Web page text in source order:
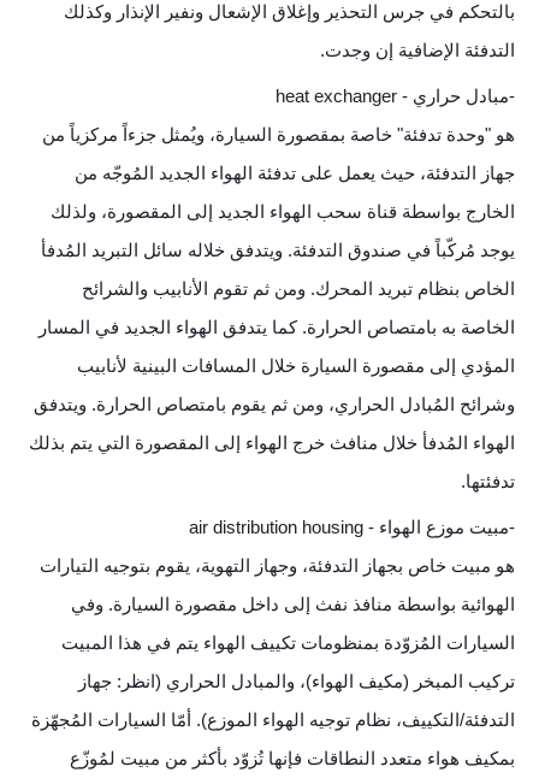
بالتحكم في جرس التحذير وإغلاق الإشعال ونفير الإنذار وكذلك
التدفئة الإضافية إن وجدت.
-مبادل حراري - heat exchanger
هو "وحدة تدفئة" خاصة بمقصورة السيارة، ويُمثل جزءاً مركزياً من
جهاز التدفئة، حيث يعمل على تدفئة الهواء الجديد المُوجّه من
الخارج بواسطة قناة سحب الهواء الجديد إلى المقصورة، ولذلك
يوجد مُركّباً في صندوق التدفئة. ويتدفق خلاله سائل التبريد المُدفأ
الخاص بنظام تبريد المحرك. ومن ثم تقوم الأنابيب والشرائح
الخاصة به بامتصاص الحرارة. كما يتدفق الهواء الجديد في المسار
المؤدي إلى مقصورة السيارة خلال المسافات البينية لأنابيب
وشرائح المُبادل الحراري، ومن ثم يقوم بامتصاص الحرارة. ويتدفق
الهواء المُدفأ خلال منافث خرج الهواء إلى المقصورة التي يتم بذلك
تدفئتها.
-مبيت موزع الهواء - air distribution housing
هو مبيت خاص بجهاز التدفئة، وجهاز التهوية، يقوم بتوجيه التيارات
الهوائية بواسطة منافذ نفث إلى داخل مقصورة السيارة. وفي
السيارات المُزوّدة بمنظومات تكييف الهواء يتم في هذا المبيت
تركيب المبخر (مكيف الهواء)، والمبادل الحراري (انظر: جهاز
التدفئة/التكييف، نظام توجيه الهواء الموزع). أمّا السيارات المُجهّزة
بمكيف هواء متعدد النطاقات فإنها تُزوّد بأكثر من مبيت لمُوزّع